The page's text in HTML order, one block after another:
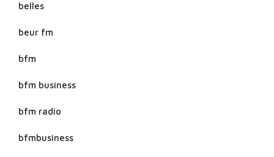
belles
beur fm
bfm
bfm business
bfm radio
bfmbusiness